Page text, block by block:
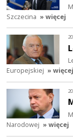
Szczecina » więcej
Europejskiej » więcej
Narodowej » więcej